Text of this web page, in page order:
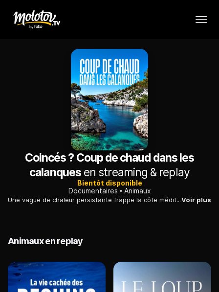
Coincés ? Coup de chaud dans les
calanquesen streaming & replay
Bientôt disponible
Documentaires
Animaux
Une vague de chaleur persistante frappe la côte méditerranéenne. Certaines espèces résistent à ces températures extrêmes grâce à une adaptabilité insoupçonnée.Voir plus
Animaux en replay